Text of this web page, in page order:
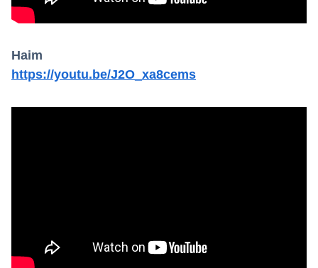
Haim
https://youtu.be/J2O_xa8cems